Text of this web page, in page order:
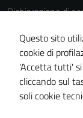
Dichiarazione di
Dichiarazione di
Whistleblowing
Piano di
Area riservata
Questo sito
cookie di
'Accetta tutti'
cliccando sul
soli cookie